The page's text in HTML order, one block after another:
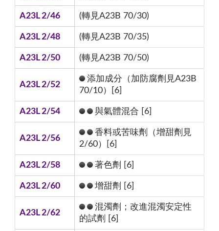
A23L 2/46 (轉見A23B 70/30)
A23L 2/48 (轉見A23B 70/35)
A23L 2/50 (轉見A23B 70/50)
A23L 2/52
添加成分（加防腐劑見A23B
70/10）[6]
A23L 2/54 與氣體混合 [6]
A23L 2/56
香料或苦味劑（增甜劑見
2/60）[6]
A23L 2/58 著色劑 [6]
A23L 2/60 增甜劑 [6]
A23L 2/62
混濁劑；改進混濁安定性
的試劑 [6]